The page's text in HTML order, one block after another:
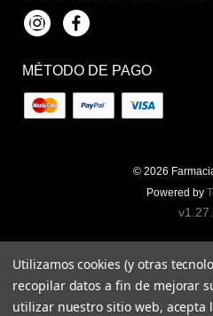
InstagramFacebook
MÉTODO DE PAGO
© 2026
Powered by
Utilizamos cookies (y otras
recopilar datos a fin de mejorar
utilizar nuestro sitio web, acepta